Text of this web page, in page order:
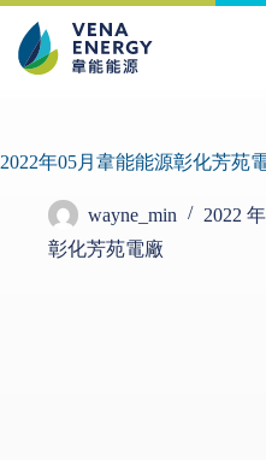
2022年05月韋能能源彰化芳苑
wayne_min
2022
彰化芳苑電廠